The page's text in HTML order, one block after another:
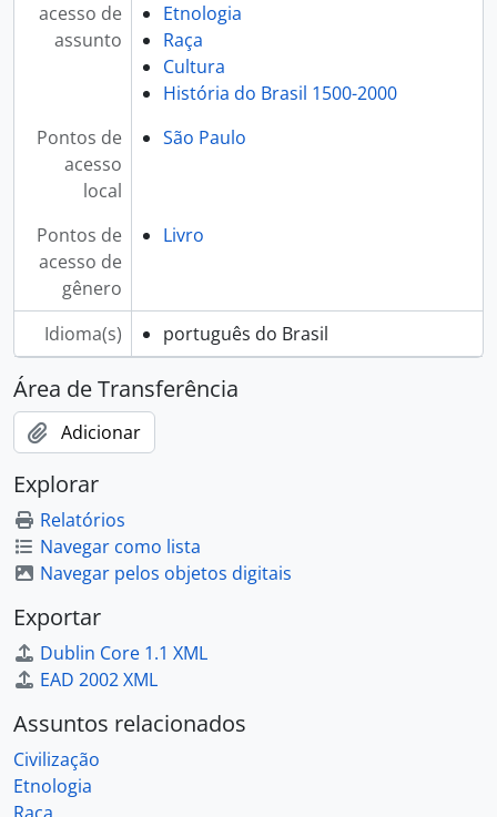
acesso de
assunto
Etnologia
Raça
Cultura
História do Brasil 1500-2000
Pontos de
acesso
local
São Paulo
Pontos de
acesso de
gênero
Livro
Idioma(s) português do Brasil
Área de Transferência
Adicionar
Explorar
Relatórios
Navegar como lista
Navegar pelos objetos digitais
Exportar
Dublin Core 1.1 XML
EAD 2002 XML
Assuntos relacionados
Civilização
Etnologia